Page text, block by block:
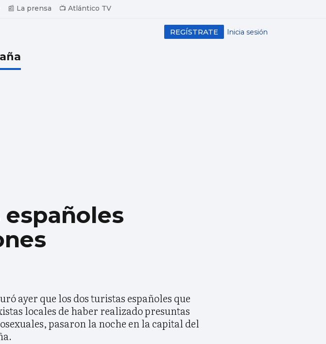
📰 La prensa 📺 Atlántico TV
Inicia sesión
REGÍSTRATE
ayer que los dos turistas españoles que
locales de haber realizado presuntas
pasaron la noche en la capital del